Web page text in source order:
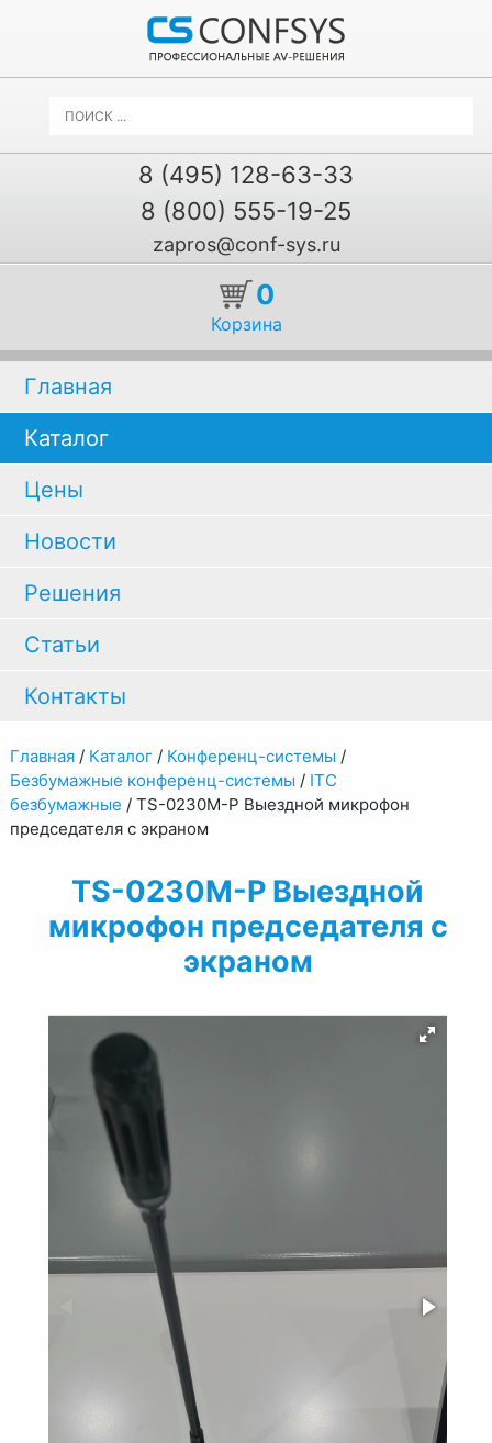
8 (495) 128-63-33
8 (800) 555-19-25
zapros@conf-sys.ru
0
Корзина
Главная
Каталог
Цены
Новости
Решения
Статьи
Контакты
Главная/ Каталог/ Конференц-системы /
Безбумажные конференц-системы / ITC
безбумажные / TS-0230M-P Выездной микрофон
председателя с экраном
TS-0230M-P Выездной
микрофон председателя с
экраном